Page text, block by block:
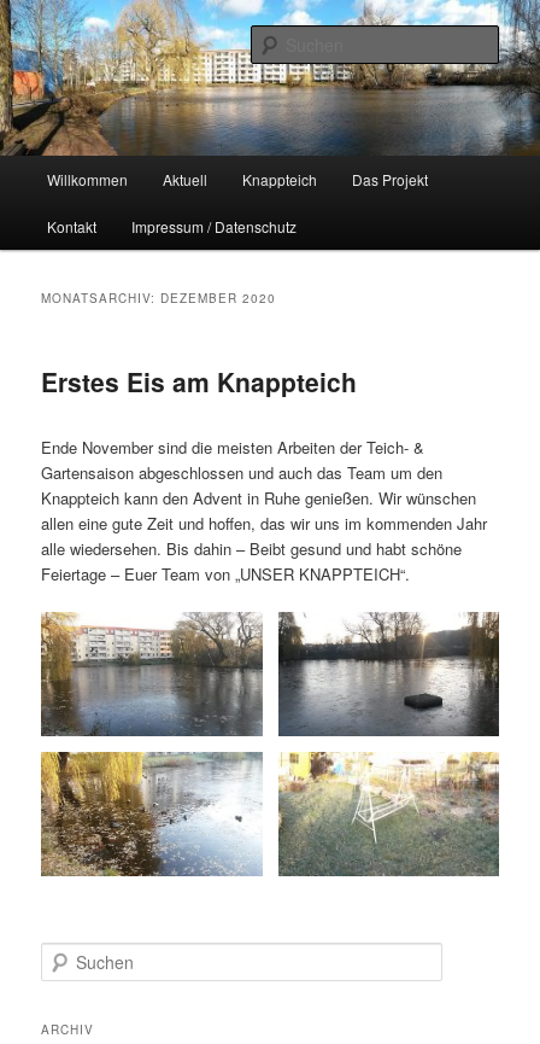
Zum
primären
Inhalt
springen
Zum
sekundären
Inhalt
springenUnser Knappteich
Naherholungsgebiet im Chemnitzer Yorckgebiet
Willkommen Aktuell Knappteich Das Projekt
Kontakt Impressum / Datenschutz
MONATSARCHIV: DEZEMBER 2020
Erstes Eis am Knappteich
Ende November sind die meisten Arbeiten der Teich- &
Gartensaison abgeschlossen und auch das Team um den
Knappteich kann den Advent in Ruhe genießen. Wir wünschen
allen eine gute Zeit und hoffen, das wir uns im kommenden Jahr
alle wiedersehen. Bis dahin – Beibt gesund und habt schöne
Feiertage – Euer Team von „UNSER KNAPPTEICH“.
u
h
ARCHIV